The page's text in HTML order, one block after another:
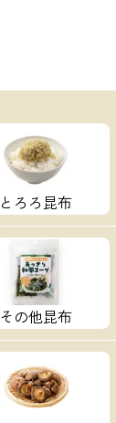
とろろ昆布
その他昆布